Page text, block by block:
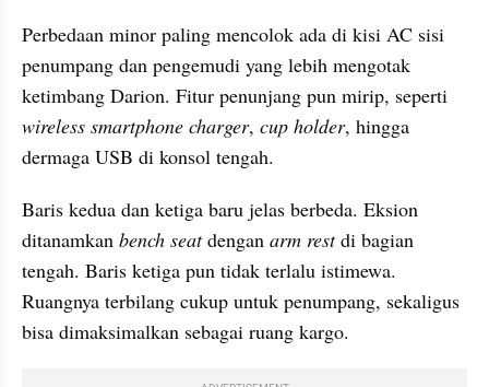
Perbedaan minor paling mencolok ada di kisi AC sisi
penumpang dan pengemudi yang lebih mengotak
wireless smartphone charger, cup holder, hingga
dermaga USB di konsol tengah.
Baris kedua dan ketiga baru jelas berbeda. Eksion
ditanamkan bench seat dengan arm rest di bagian
tengah. Baris ketiga pun tidak terlalu istimewa.
Ruangnya terbilang cukup untuk penumpang, sekaligus
bisa dimaksimalkan sebagai ruang kargo.